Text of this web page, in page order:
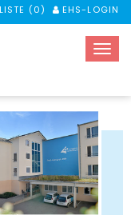
MERKLISTE (0) EHS-LOGIN